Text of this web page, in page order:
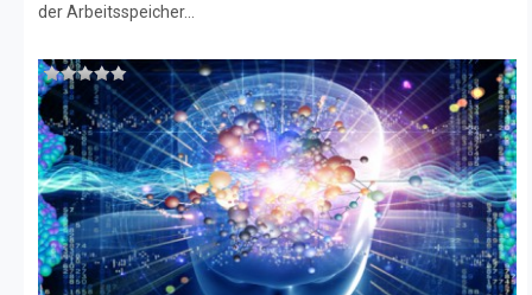
der Arbeitsspeicher...